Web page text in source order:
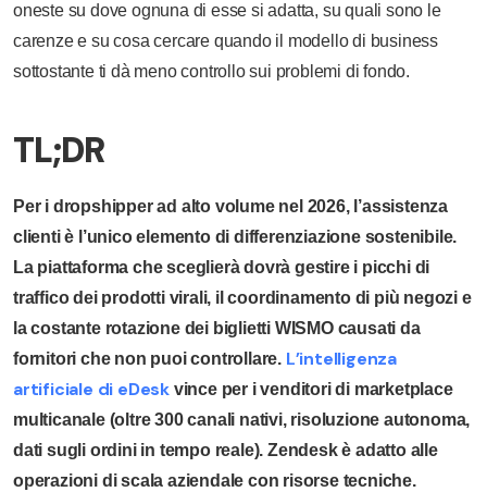
oneste su dove ognuna di esse si adatta, su quali sono le
carenze e su cosa cercare quando il modello di business
sottostante ti dà meno controllo sui problemi di fondo.
TL;DR
Per i dropshipper ad alto volume nel 2026, l’assistenza
clienti è l’unico elemento di differenziazione sostenibile.
La piattaforma che sceglierà dovrà gestire i picchi di
traffico dei prodotti virali, il coordinamento di più negozi e
la costante rotazione dei biglietti WISMO causati da
fornitori che non puoi controllare. L’intelligenza
artificiale di eDesk vince per i venditori di marketplace
multicanale (oltre 300 canali nativi, risoluzione autonoma,
dati sugli ordini in tempo reale). Zendesk è adatto alle
operazioni di scala aziendale con risorse tecniche.